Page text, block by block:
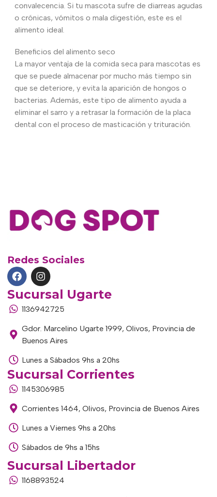
convalecencia. Si tu mascota sufre de diarreas agudas
o crónicas, vómitos o mala digestión, este es el
alimento ideal.
Beneficios del alimento seco
La mayor ventaja de la comida seca para mascotas es
que se puede almacenar por mucho más tiempo sin
que se deteriore, y evita la aparición de hongos o
bacterias. Además, este tipo de alimento ayuda a
eliminar el sarro y a retrasar la formación de la placa
dental con el proceso de masticación y trituración.
Redes Sociales
Sucursal Ugarte
1136942725
Gdor. Marcelino Ugarte 1999, Olivos, Provincia de
Buenos Aires
Lunes a Sábados 9hs a 20hs
Sucursal Corrientes
1145306985
Corrientes 1464, Olivos, Provincia de Buenos Aires
Lunes a Viernes 9hs a 20hs
Sábados de 9hs a 15hs
Sucursal Libertador
1168893524